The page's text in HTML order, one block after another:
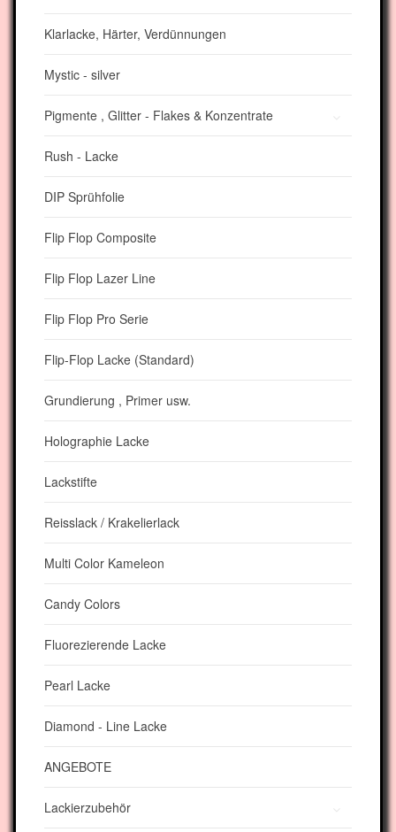
Klarlacke, Härter, Verdünnungen
Mystic - silver
Pigmente , Glitter - Flakes & Konzentrate
Rush - Lacke
DIP Sprühfolie
Flip Flop Composite
Flip Flop Lazer Line
Flip Flop Pro Serie
Flip-Flop Lacke (Standard)
Grundierung , Primer usw.
Holographie Lacke
Lackstifte
Reisslack / Krakelierlack
Multi Color Kameleon
Candy Colors
Fluorezierende Lacke
Pearl Lacke
Diamond - Line Lacke
ANGEBOTE
Lackierzubehör